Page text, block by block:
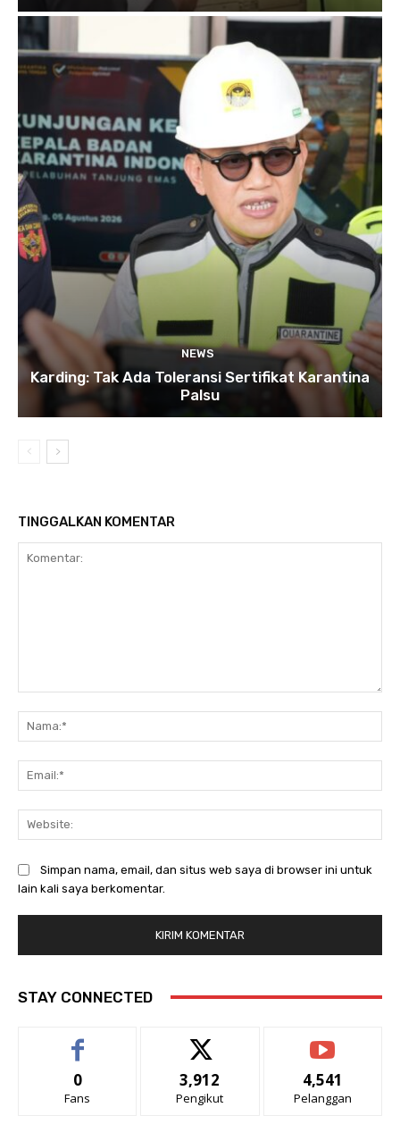
NEWS
Karding: Tak Ada Toleransi Sertifikat Karantina
Palsu
TINGGALKAN KOMENTAR
Simpan nama, email, dan situs web saya di browser ini untuk
lain kali saya berkomentar.
STAY CONNECTED
0
Fans
3,912
Pengikut
4,541
Pelanggan